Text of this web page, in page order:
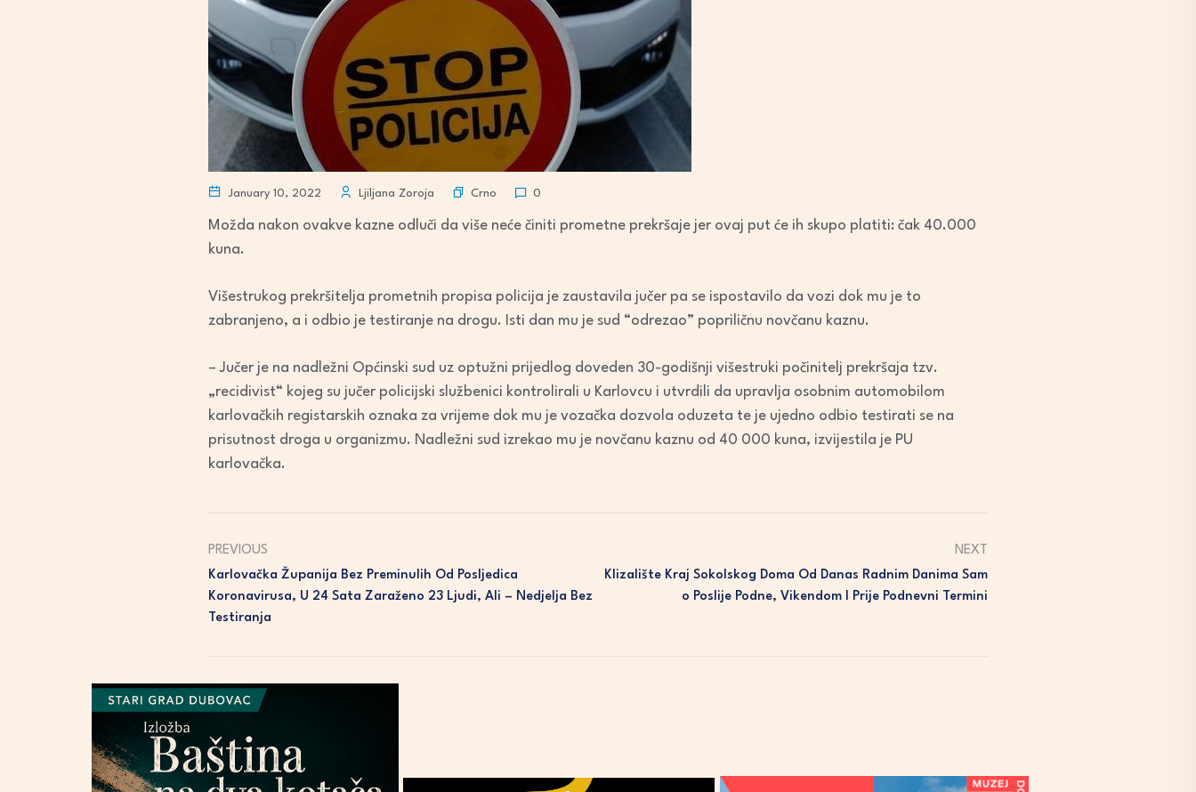
January 10, 2022 Ljiljana Zoroja Crno 0
Možda nakon ovakve kazne odluči da više neće činiti prometne prekršaje jer ovaj put će ih skupo platiti: čak 40.000
kuna.
Višestrukog prekršitelja prometnih propisa policija je zaustavila jučer pa se ispostavilo da vozi dok mu je to
zabranjeno, a i odbio je testiranje na drogu. Isti dan mu je sud “odrezao” popriličnu novčanu kaznu.
– Jučer je na nadležni Općinski sud uz optužni prijedlog doveden 30-godišnji višestruki počinitelj prekršaja tzv.
„recidivist“ kojeg su jučer policijski službenici kontrolirali u Karlovcu i utvrdili da upravlja osobnim automobilom
karlovačkih registarskih oznaka za vrijeme dok mu je vozačka dozvola oduzeta te je ujedno odbio testirati se na
prisutnost droga u organizmu. Nadležni sud izrekao mu je novčanu kaznu od 40 000 kuna, izvijestila je PU
karlovačka.
PREVIOUS
Karlovačka Županija Bez Preminulih Od Posljedica
Koronavirusa, U 24 Sata Zaraženo 23 Ljudi, Ali – Nedjelja Bez
Testiranja
NEXT
Klizalište Kraj Sokolskog Doma Od Danas Radnim Danima Sam
O Poslije Podne, Vikendom I Prije Podnevni Termini